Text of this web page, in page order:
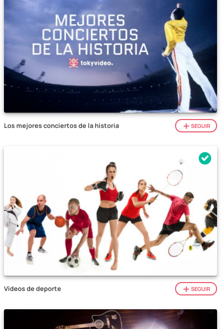
Los mejores conciertos de la historia SEGUIR
Vídeos de deporte SEGUIR